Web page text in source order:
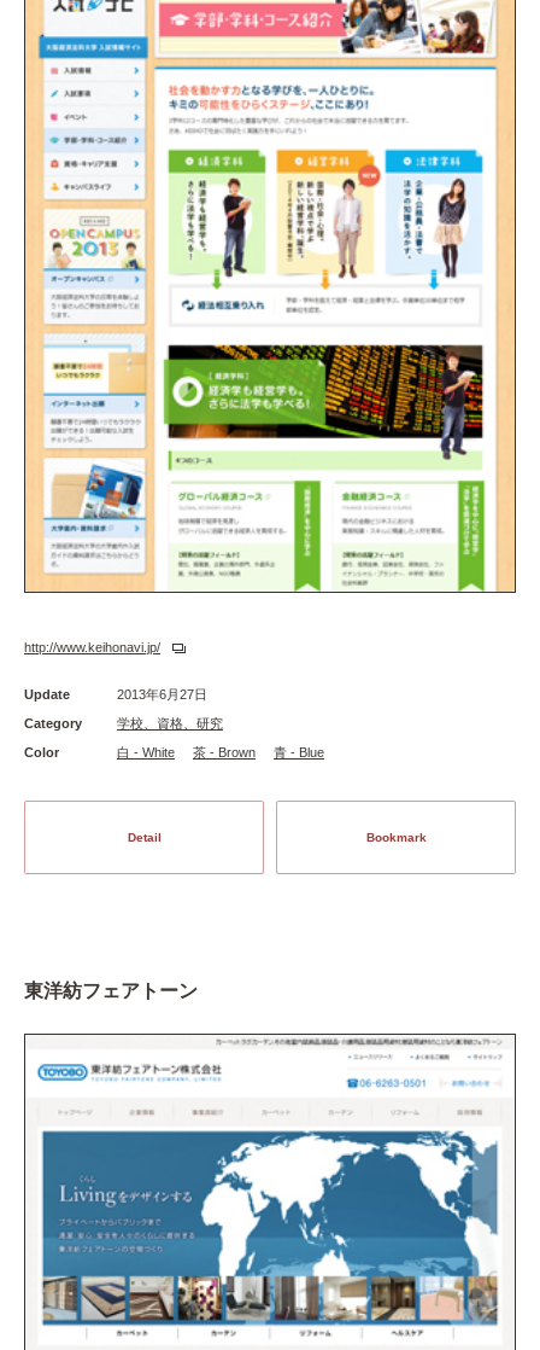
http://www.keihonavi.jp/
Update
2013年6月27日
Category
学校、資格、研究
Color
白 - White 茶 - Brown 青 - Blue
Detail Bookmark
東洋紡フェアトーン